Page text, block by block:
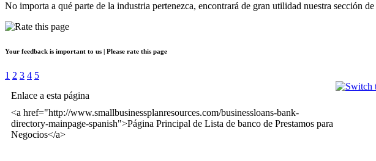
No importa a qué parte de la industria pertenezca, encontrará de gran utilidad nuestra sección de
Your feedback is important to us | Please rate this page
1 2 3 4 5
Enlace a esta página
<a href="http://www.smallbusinessplanresources.com/businessloans-bank-
directory-mainpage-spanish">Página Principal de Lista de banco de Prestamos para
Negocios</a>